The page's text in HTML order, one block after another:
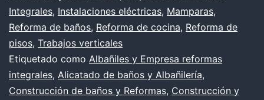
1)
Integrales, Instalaciones eléctricas, Mamparas,
Reforma de baños, Reforma de cocina, Reforma de
pisos, Trabajos verticales
Etiquetado como Albañiles y Empresa reformas
integrales, Alicatado de baños y Albañilería,
Construcción de baños y Reformas, Construcción y